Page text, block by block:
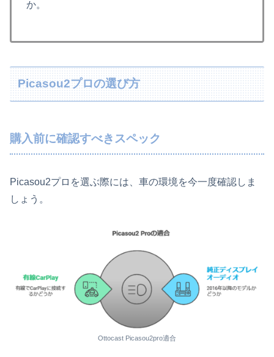
か。
Picasou2プロの選び方
購入前に確認すべきスペック
Picasou2プロを選ぶ際には、車の環境を今一度確認しま
しょう。
Ottocast Picasou2pro適合